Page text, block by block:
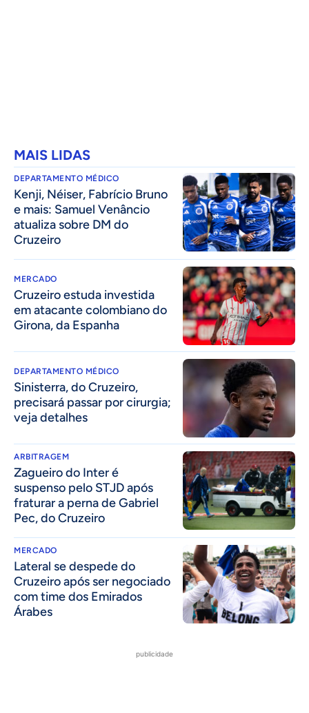
MAIS LIDAS
DEPARTAMENTO MÉDICO
Kenji, Néiser, Fabrício Bruno
e mais: Samuel Venâncio
atualiza sobre DM do
Cruzeiro
MERCADO
Cruzeiro estuda investida
em atacante colombiano do
Girona, da Espanha
DEPARTAMENTO MÉDICO
Sinisterra, do Cruzeiro,
precisará passar por cirurgia;
veja detalhes
ARBITRAGEM
Zagueiro do Inter é
suspenso pelo STJD após
fraturar a perna de Gabriel
Pec, do Cruzeiro
MERCADO
Lateral se despede do
Cruzeiro após ser negociado
com time dos Emirados
Árabes
publicidade